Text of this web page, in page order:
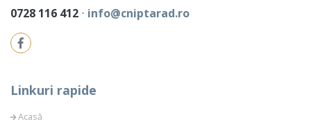
0728 116 412 ⋅ info@cniptarad.ro
Linkuri rapide
Acasă